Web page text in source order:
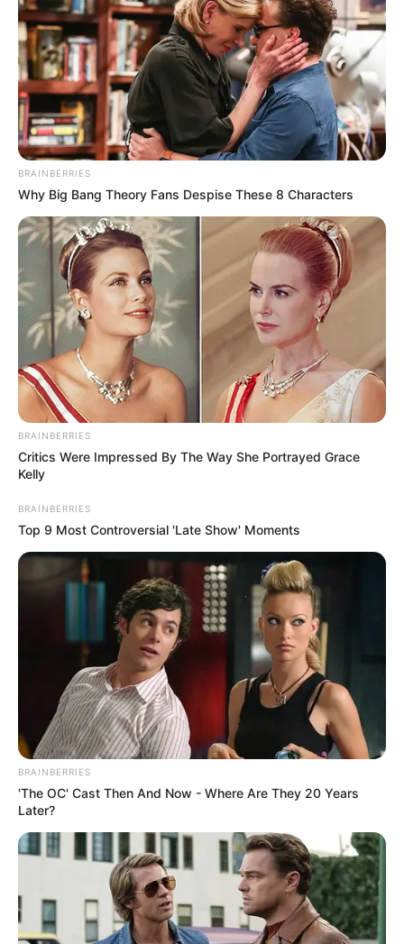
BRAINBERRIES
Why Big Bang Theory Fans Despise These 8 Characters
BRAINBERRIES
Critics Were Impressed By The Way She Portrayed Grace
Kelly
BRAINBERRIES
Top 9 Most Controversial 'Late Show' Moments
BRAINBERRIES
'The OC' Cast Then And Now - Where Are They 20 Years
Later?